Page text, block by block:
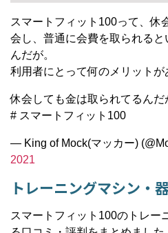
スマートフィット100って、休
会し、普通に会費を取られる
んだが。
利用者にとって何のメリットが
休会しても金は取られてるんだ
# スマートフィット100
— King of Mock(マッカー)
2021
トレーニングマシン・
スマートフィット100のトレー